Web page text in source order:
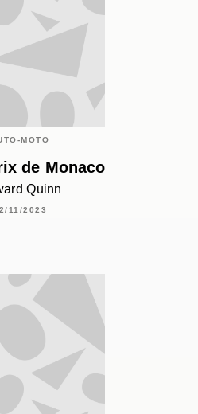
MOTO
de Monaco
Quinn
11/2023